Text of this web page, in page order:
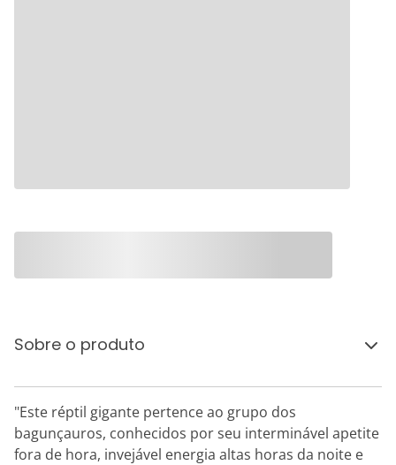
Sobre o produto
"Este réptil gigante pertence ao grupo dos
bagunçauros, conhecidos por seu interminável apetite
fora de hora, invejável energia altas horas da noite e